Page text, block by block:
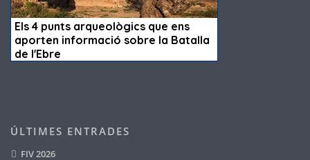
ÚLTIMES ENTRADES
FIV 2026